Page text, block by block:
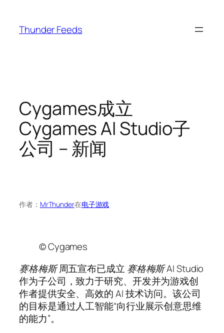
Thunder Feeds
Cygames成立
Cygames AI Studio子
公司 – 新闻
作者： MrThunder在电子游戏
© Cygames
赛格梅斯周五宣布已成立 赛格梅斯AI Studio
作为子公司，致力于研究、开发并为游戏创
作者提供安全、高效的 AI 技术访问。该公司
的目标是通过人工智能“向行业展示创意思维
的能力”。